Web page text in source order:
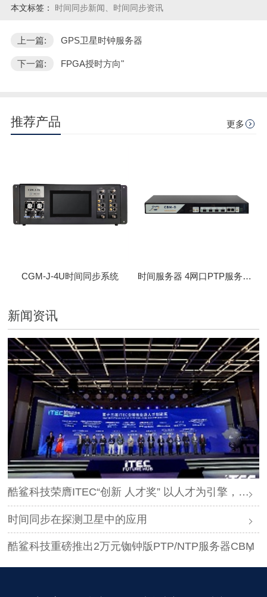
本文标签： 时间同步新闻、时间同步资讯
上一篇: GPS卫星时钟服务器
下一篇: FPGA授时方向"
推荐产品 更多
CGM-J-4U时间同步系统 时间服务器 4网口PTP服务器 CBM-D-40
新闻资讯
酷鲨科技荣膺ITEC“创新 人才奖” 以人才为引擎，时空为基石，驱动智能未来
时间同步在探测卫星中的应用
酷鲨科技重磅推出2万元铷钟版PTP/NTP服务器CBM